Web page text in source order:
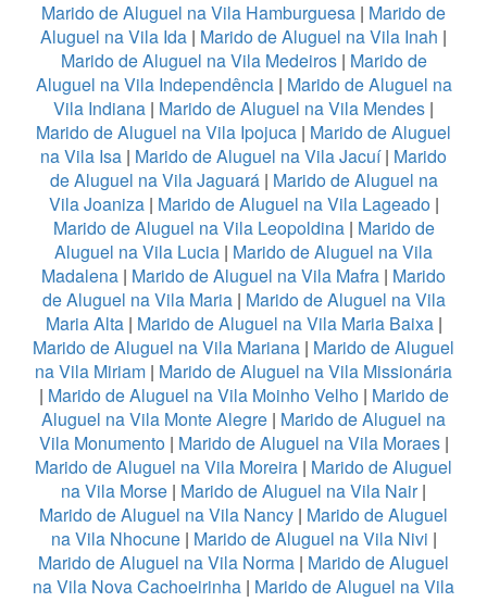
Marido de Aluguel na Vila Hamburguesa | Marido de
Aluguel na Vila Ida | Marido de Aluguel na Vila Inah |
Marido de Aluguel na Vila Medeiros| Marido de
Aluguel na Vila Independência| Marido de Aluguel na
Vila Indiana | Marido de Aluguel na Vila Mendes |
Marido de Aluguel na Vila Ipojuca | Marido de Aluguel
na Vila Isa | Marido de Aluguel na Vila Jacuí| Marido
de Aluguel na Vila Jaguará| Marido de Aluguel na
Vila Joaniza| Marido de Aluguel na Vila Lageado|
Marido de Aluguel na Vila Leopoldina| Marido de
Aluguel na Vila Lucia | Marido de Aluguel na Vila
Madalena | Marido de Aluguel na Vila Mafra | Marido
de Aluguel na Vila Maria| Marido de Aluguel na Vila
Maria Alta| Marido de Aluguel na Vila Maria Baixa|
Marido de Aluguel na Vila Mariana | Marido de Aluguel
na Vila Miriam | Marido de Aluguel na Vila Missionária
| Marido de Aluguel na Vila Moinho Velho| Marido de
Aluguel na Vila Monte Alegre | Marido de Aluguel na
Vila Monumento| Marido de Aluguel na Vila Moraes|
Marido de Aluguel na Vila Moreira | Marido de Aluguel
na Vila Morse | Marido de Aluguel na Vila Nair|
Marido de Aluguel na Vila Nancy | Marido de Aluguel
na Vila Nhocune| Marido de Aluguel na Vila Nivi |
Marido de Aluguel na Vila Norma | Marido de Aluguel
na Vila Nova Cachoeirinha | Marido de Aluguel na Vila